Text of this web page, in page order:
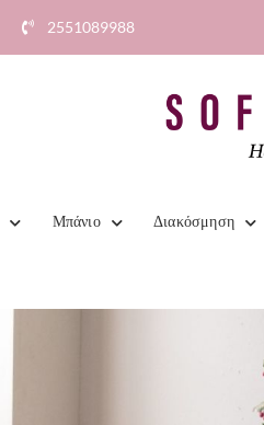
2551089988
Μπάνιο Διακόσμηση